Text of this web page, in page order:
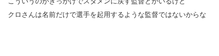
クロさんは名前だけで選手を起用するような監督ではないからな